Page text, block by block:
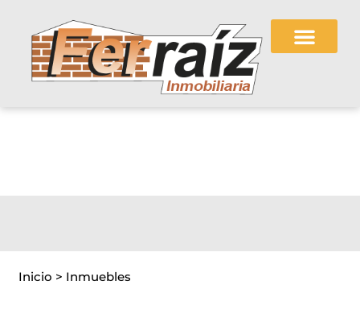
Inicio > Inmuebles